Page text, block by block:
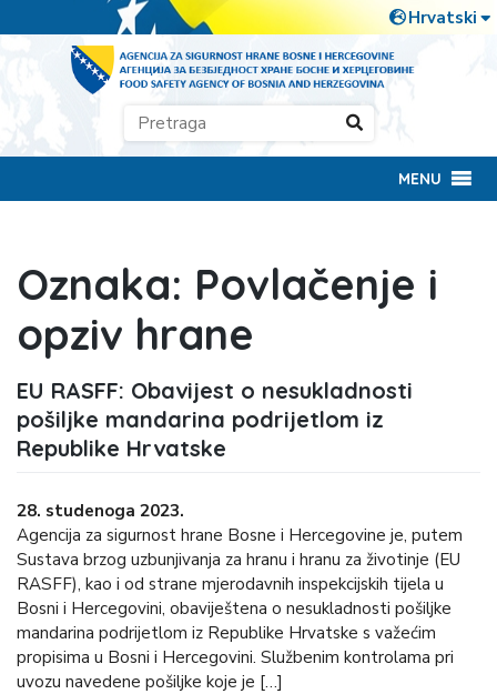
MENU
Oznaka: Povlačenje i
opziv hrane
EU RASFF: Obavijest o nesukladnosti
pošiljke mandarina podrijetlom iz
Republike Hrvatske
28. studenoga 2023.
Agencija za sigurnost hrane Bosne i Hercegovine je, putem
Sustava brzog uzbunjivanja za hranu i hranu za životinje (EU
RASFF), kao i od strane mjerodavnih inspekcijskih tijela u
Bosni i Hercegovini, obaviještena o nesukladnosti pošiljke
mandarina podrijetlom iz Republike Hrvatske s važećim
propisima u Bosni i Hercegovini. Službenim kontrolama pri
uvozu navedene pošiljke koje je […]